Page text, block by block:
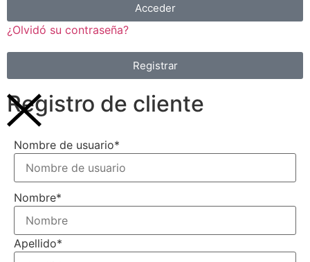
Acceder
¿Olvidó su contraseña?
Registrar
Registro de cliente
Nombre de usuario*
Nombre*
Apellido*